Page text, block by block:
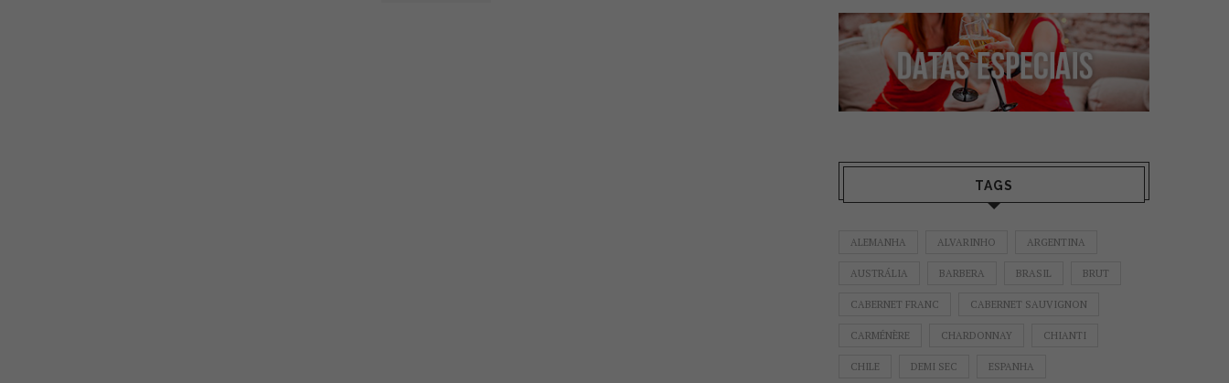
TAGS
ALEMANHA ALVARINHO ARGENTINA
AUSTRÁLIA BARBERA BRASIL BRUT
CABERNET FRANC CABERNET SAUVIGNON
CARMÉNÈRE CHARDONNAY CHIANTI
CHILE DEMI SEC ESPANHA